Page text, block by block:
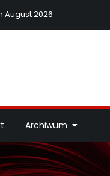
August 2026
Archiwum